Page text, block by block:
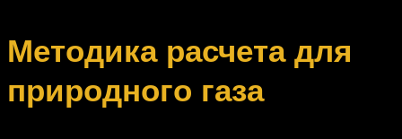
Методика расчета для
природного газа